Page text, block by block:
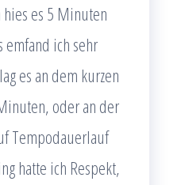
es 5 Minuten
emfand ich sehr
es an dem kurzen
oder an der
Tempodauerlauf
hatte ich Respekt,